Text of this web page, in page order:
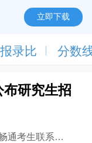
立即下载
报录比 分数
研究生招
通考生联系咨